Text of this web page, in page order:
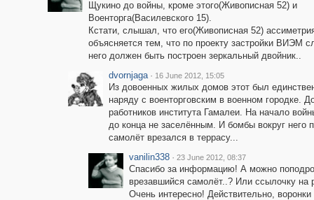
Щукино до войны, кроме этого(Живописная 52) и
Военторга(Василевского 15).
Кстати, слышал, что его(Живописная 52)
объясняется тем, что по проекту застройки ВИЭМ
него должен быть построен зеркальный двойник..
dvornjaga · 16 June 2012, 15:05
Из довоенных жилых домов этот был
наряду с военторговским в военном городке.
работников института Гамалеи. На начало
до конца не заселённым. И бомбы вокруг него
самолёт врезался в террасу...
vanilin338 · 23 June 2012, 08:37
Спасибо за информацию! А можно
врезавшийся самолёт..? Или ссылочку на
Очень интересно! Действительно, воронки